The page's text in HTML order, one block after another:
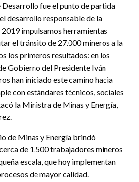
Desarrollo fue el punto de partida
desarrollo responsable de la
impulsamos herramientas
el tránsito de 27.000 mineros a la
los primeros resultados: en los
Gobierno del Presidente Iván
han iniciado este camino hacia
con estándares técnicos, sociales
la Ministra de Minas y Energía,
de Minas y Energía brindó
de 1.500 trabajadores mineros
escala, que hoy implementan
de mayor calidad.